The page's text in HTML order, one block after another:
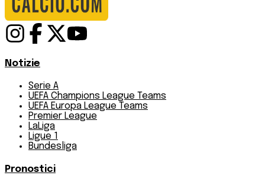
Notizie
Serie A
UEFA Champions League Teams
UEFA Europa League Teams
Premier League
LaLiga
Ligue 1
Bundesliga
Pronostici